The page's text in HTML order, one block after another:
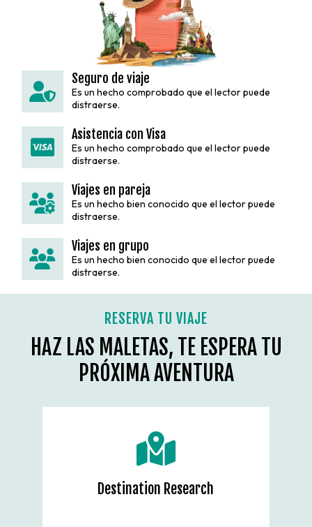
Seguro de viaje
Es un hecho comprobado que el lector puede
distraerse.
Asistencia con Visa
Es un hecho comprobado que el lector puede
distraerse.
Viajes en pareja
Es un hecho bien conocido que el lector puede
distraerse.
Viajes en grupo
Es un hecho bien conocido que el lector puede
distraerse.
RESERVA TU VIAJE
HAZ LAS MALETAS, TE ESPERA TU
PRÓXIMA AVENTURA
Destination Research